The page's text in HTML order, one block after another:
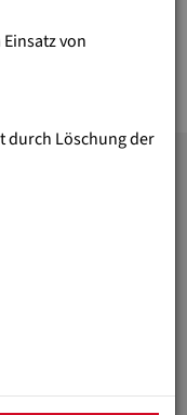
von
von
durch Löschung der